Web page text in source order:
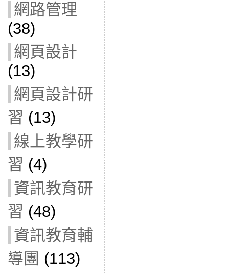
網路管理
(38)
網頁設計
(13)
網頁設計研
習 (13)
線上教學研
習 (4)
資訊教育研
習 (48)
資訊教育輔
導團 (113)